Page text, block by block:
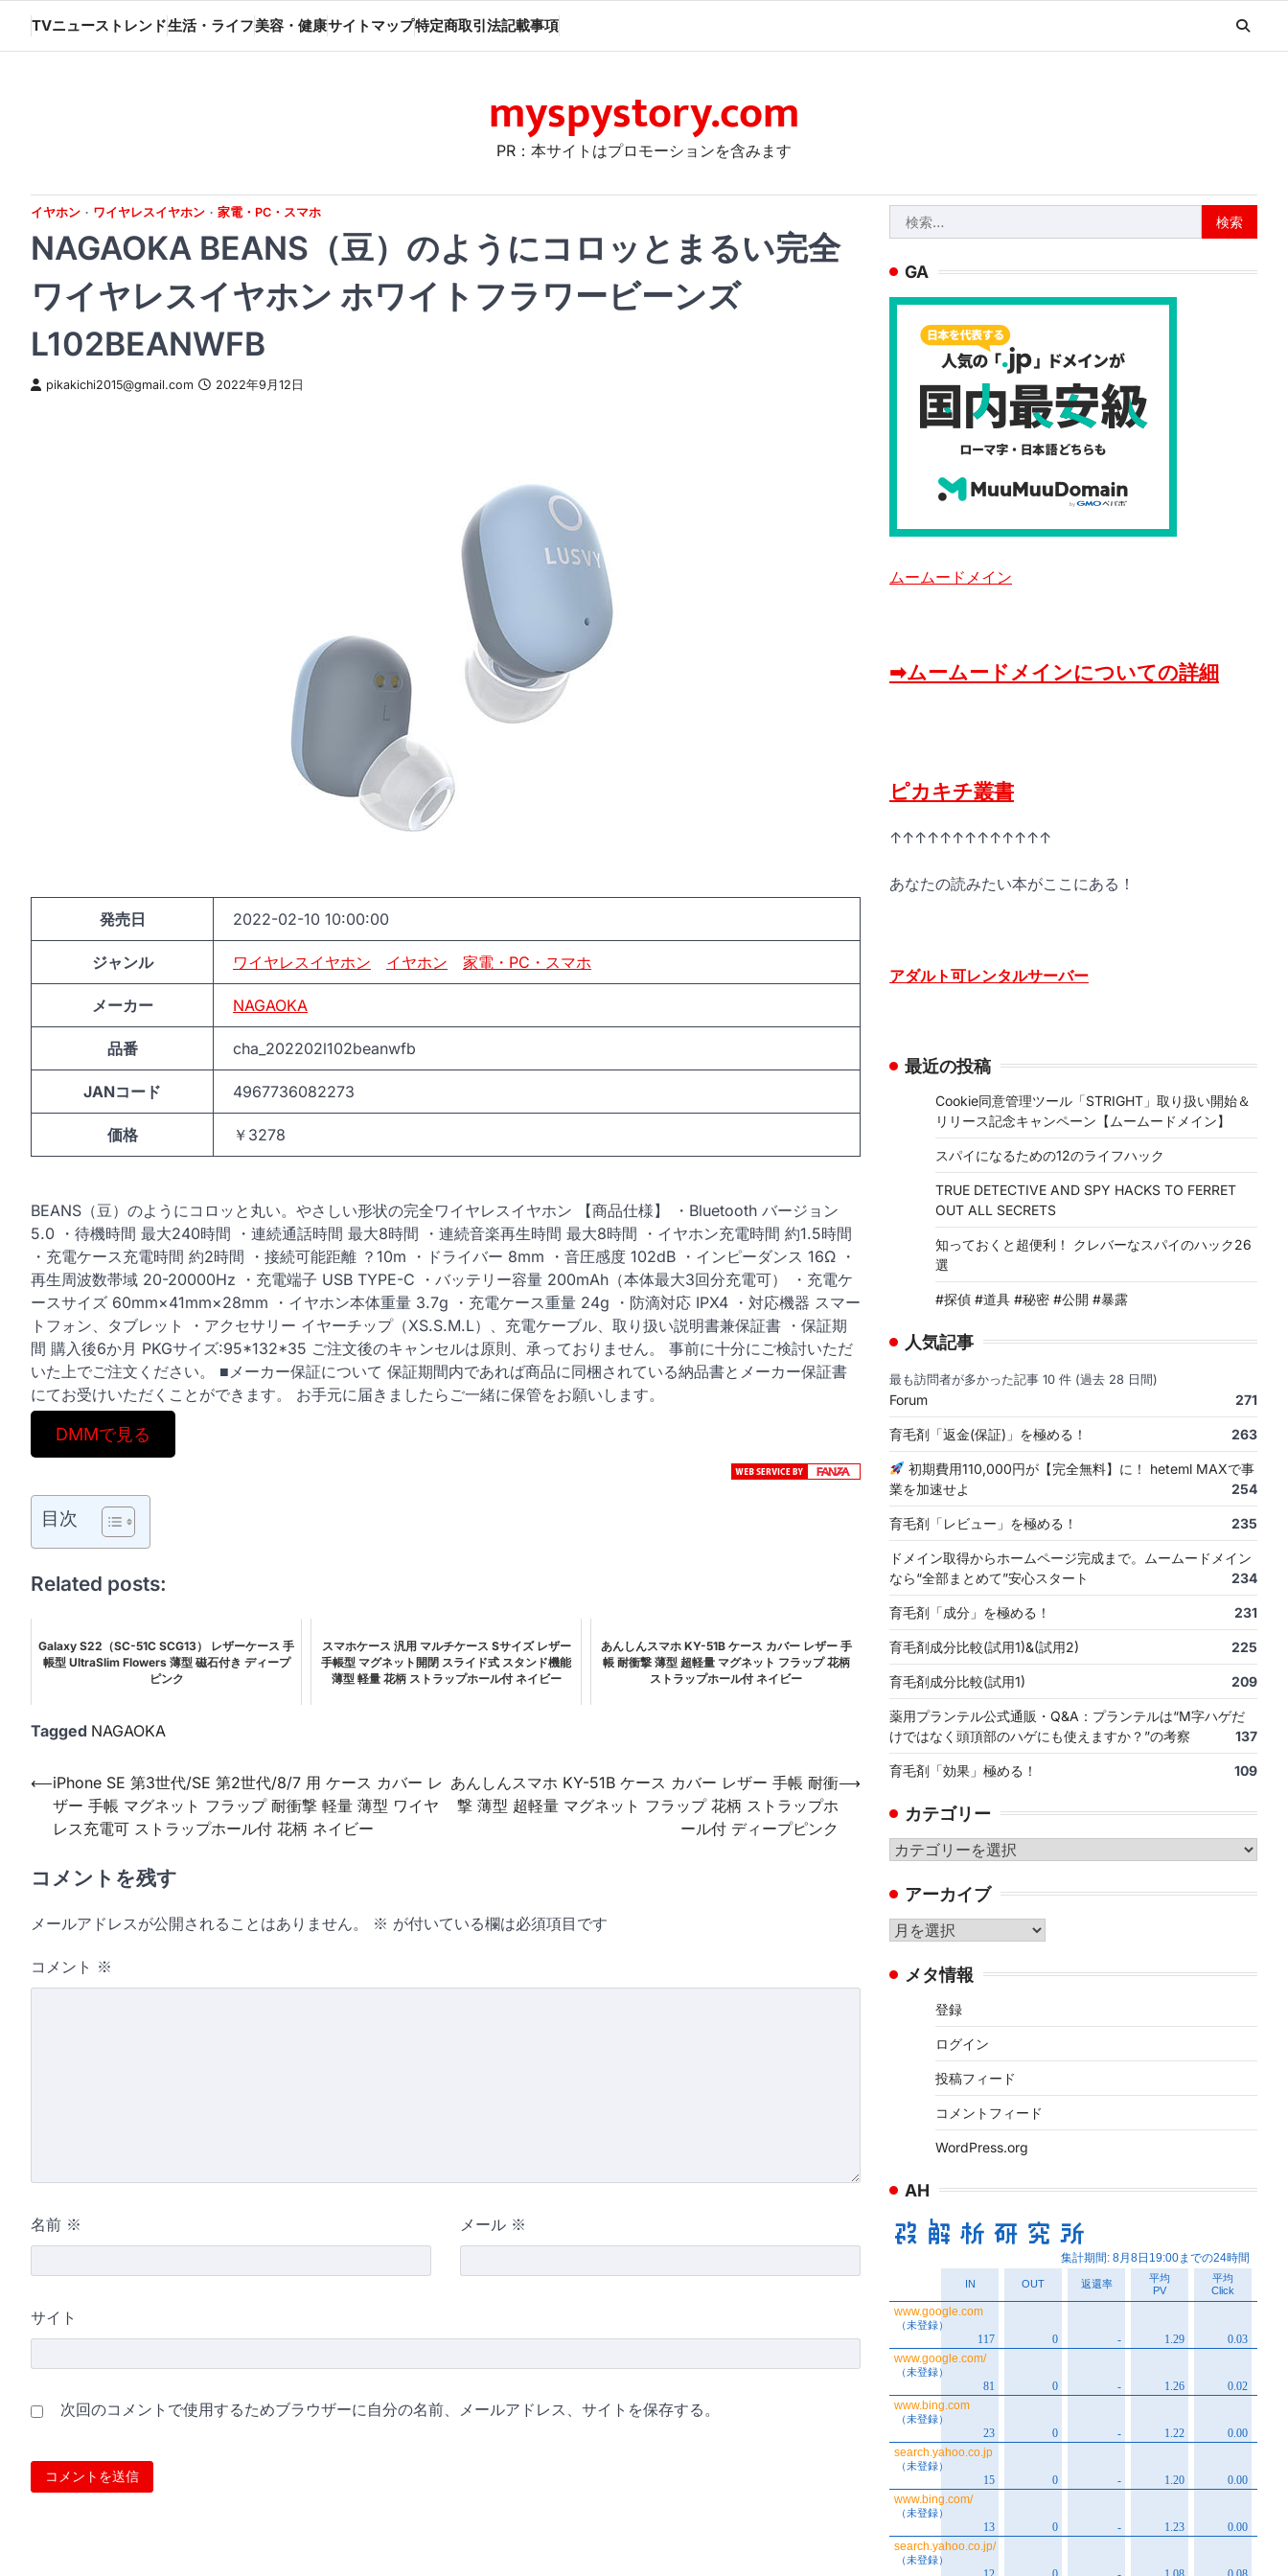
content
TVニューストレンド生活・ライフ美容・健康サイトマップ特定商取引法記載事項
myspystory.com
PR：本サイトはプロモーションを含みます
イヤホン ワイヤレスイヤホン 家電・PC・スマホ
NAGAOKA BEANS（豆）のようにコロッとまるい完全
ワイヤレスイヤホン ホワイトフラワービーンズ
L102BEANWFB
pikakichi2015@gmail.com 2022年9月12日
発売日 2022-02-10 10:00:00
ジャンル ワイヤレスイヤホン イヤホン 家電・PC・スマホ
メーカー NAGAOKA
品番 cha_202202l102beanwfb
JANコード 4967736082273
価格 ￥3278
BEANS（豆）のようにコロッと丸い。やさしい形状の完全ワイヤレスイヤホン 【商品仕様】 ・Bluetooth バージョン
5.0 ・待機時間 最大240時間 ・連続通話時間 最大8時間 ・連続音楽再生時間 最大8時間 ・イヤホン充電時間 約1.5時間
・充電ケース充電時間 約2時間 ・接続可能距離 ？10m ・ドライバー 8mm ・音圧感度 102dB ・インピーダンス 16Ω ・
再生周波数帯域 20-20000Hz ・充電端子 USB TYPE-C ・バッテリー容量 200mAh（本体最大3回分充電可） ・充電ケ
ースサイズ 60mm×41mm×28mm ・イヤホン本体重量 3.7g ・充電ケース重量 24g ・防滴対応 IPX4 ・対応機器 スマー
トフォン、タブレット ・アクセサリー イヤーチップ（XS.S.M.L）、充電ケーブル、取り扱い説明書兼保証書 ・保証期
間 購入後6か月 PKGサイズ:95*132*35 ご注文後のキャンセルは原則、承っておりません。 事前に十分にご検討いただ
いた上でご注文ください。 ■メーカー保証について 保証期間内であれば商品に同梱されている納品書とメーカー保証書
にてお受けいただくことができます。 お手元に届きましたらご一緒に保管をお願いします。
DMMで見る
目次
Related posts:
Galaxy S22（SC-51C SCG13） レザーケース 手
帳型 UltraSlim Flowers 薄型 磁石付き ディープ
ピンク
スマホケース 汎用 マルチケース Sサイズ レザー
手帳型 マグネット開閉 スライド式 スタンド機能
薄型 軽量 花柄 ストラップホール付 ネイビー
あんしんスマホ KY-51B ケース カバー レザー 手
帳 耐衝撃 薄型 超軽量 マグネット フラップ 花柄
ストラップホール付 ネイビー
Tagged NAGAOKA
投
ビ
ー
シ
ョ
⟵iPhone SE 第3世代/SE 第2世代/8/7 用 ケース カバー レ
ザー 手帳 マグネット フラップ 耐衝撃 軽量 薄型 ワイヤ
レス充電可 ストラップホール付 花柄 ネイビー
あんしんスマホ KY-51B ケース カバー レザー 手帳 耐衝
撃 薄型 超軽量 マグネット フラップ 花柄 ストラップホ
ール付 ディープピンク
⟶
コメントを残す
メールアドレスが公開されることはありません。 ※ が付いている欄は必須項目です
コメント ※
名前 ※ メール ※
サイト
次回のコメントで使用するためブラウザーに自分の名前、メールアドレス、サイトを保存する。
索:
GA
ムームードメイン
➡ムームードメインについての詳細
ピカキチ叢書
↑↑↑↑↑↑↑↑↑↑↑↑↑
あなたの読みたい本がここにある！
アダルト可レンタルサーバー
最近の投稿
Cookie同意管理ツール「STRIGHT」取り扱い開始＆
リリース記念キャンペーン【ムームードメイン】
スパイになるための12のライフハック
TRUE DETECTIVE AND SPY HACKS TO FERRET
OUT ALL SECRETS
知っておくと超便利！ クレバーなスパイのハック26
選
#探偵 #道具 #秘密 #公開 #暴露
人気記事
最も訪問者が多かった記事 10 件 (過去 28 日間)
Forum 271
育毛剤「返金(保証)」を極める！ 263
初期費用110,000円が【完全無料】に！ heteml MAXで事
業を加速せよ
254
育毛剤「レビュー」を極める！ 235
ドメイン取得からホームページ完成まで。ムームードメイン
なら“全部まとめて”安心スタート
234
育毛剤「成分」を極める！ 231
育毛剤成分比較(試用1)&(試用2) 225
育毛剤成分比較(試用1) 209
薬用プランテル公式通販・Q&A：プランテルは“M字ハゲだ
けではなく頭頂部のハゲにも使えますか？”の考察
137
育毛剤「効果」極める！ 109
カテゴリー
カ
ゴ
リ
ー
アーカイブ
ア
カ メタ情報
登録
ログイン
投稿フィード
コメントフィード
WordPress.org
AH